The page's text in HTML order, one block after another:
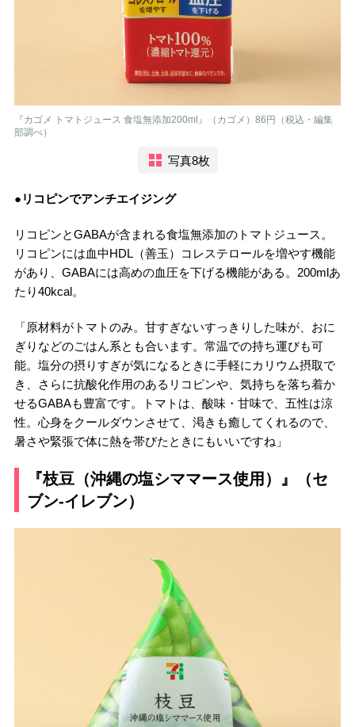
『カゴメ トマトジュース 食塩無添加200ml』（カゴメ）86円（税込・編集
部調べ）
写真8枚
●リコピンでアンチエイジング
リコピンとGABAが含まれる食塩無添加のトマトジュース。
リコピンには血中HDL（善玉）コレステロールを増やす機能
があり、GABAには高めの血圧を下げる機能がある。200mlあ
たり40kcal。
「原材料がトマトのみ。甘すぎないすっきりした味が、おに
ぎりなどのごはん系とも合います。常温での持ち運びも可
能。塩分の摂りすぎが気になるときに手軽にカリウム摂取で
き、さらに抗酸化作用のあるリコピンや、気持ちを落ち着か
せるGABAも豊富です。トマトは、酸味・甘味で、五性は涼
性。心身をクールダウンさせて、渇きも癒してくれるので、
暑さや緊張で体に熱を帯びたときにもいいですね」
『枝豆（沖縄の塩シママース使用）』（セ
ブン-イレブン）